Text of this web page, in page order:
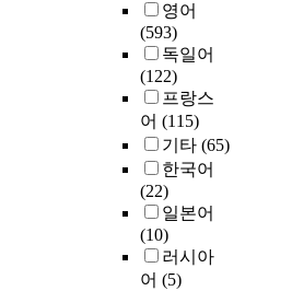
영어
(593)
독일어
(122)
프랑스
어 (115)
기타 (65)
한국어
(22)
일본어
(10)
러시아
어 (5)